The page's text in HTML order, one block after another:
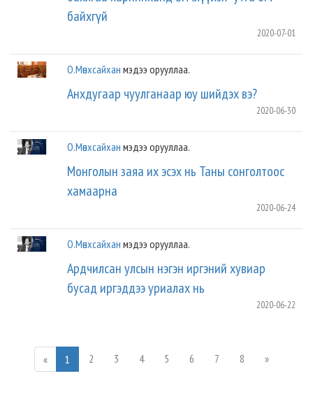
байхгүй
2020-07-01
О.Мөнхсайхан мэдээ орууллаа.
Анхдугаар чуулганаар юу шийдэх вэ?
2020-06-30
О.Мөнхсайхан мэдээ орууллаа.
Монголын заяа их эсэх нь Таны сонголтоос
хамаарна
2020-06-24
О.Мөнхсайхан мэдээ орууллаа.
Ардчилсан улсын нэгэн иргэний хувиар
бусад иргэддээ уриалах нь
2020-06-22
« 1 2 3 4 5 6 7 8 »